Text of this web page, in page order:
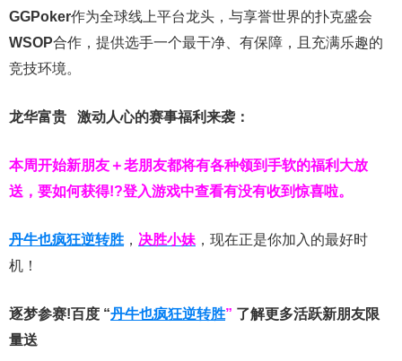
GGPoker作为全球线上平台龙头，与享誉世界的扑克盛会
WSOP合作，提供选手一个最干净、有保障，且充满乐趣的
竞技环境。
龙华富贵 激动人心的赛事福利来袭：
本周开始新朋友＋老朋友都将有各种领到手软的福利大放
送，要如何获得!?登入游戏中查看有没有收到惊喜啦。
丹牛也疯狂逆转胜 ， 决胜小妹 ，现在正是你加入的最好时
机！
逐梦参赛!百度 “丹牛也疯狂逆转胜” 了解更多活跃新朋友限
量送